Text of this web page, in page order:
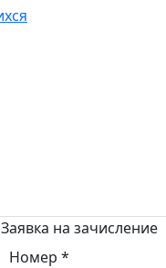
Заявка на зачисление
Номер *